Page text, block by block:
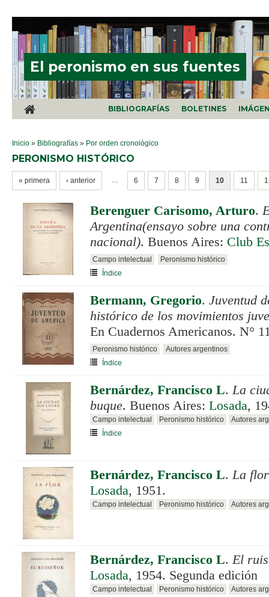
El peronismo en sus fuentes
BIBLIOGRAFÍAS BOLETINES
SE ENCUENTRA USTED AQUÍ
Inicio » Bibliografías » Por orden cronológico
PERONISMO HISTÓRICO
PÁGINAS
« primera ‹ anterior … 6 7 8 9 10 11
Berenguer Carisomo, Arturo.
Argentina(ensayo sobre una
nacional). Buenos Aires: Club
Campo intelectual
Peronismo histórico
Índice
Bermann, Gregorio. Juventud
histórico de los movimientos
En Cuadernos Americanos. N°
Peronismo histórico
Autores argentinos
Índice
Bernárdez, Francisco L. La
buque. Buenos Aires: Losada,
Campo intelectual Peronismo histórico
Autores
Índice
Bernárdez, Francisco L. La flor
Losada, 1951.
Campo intelectual Peronismo histórico Autores
Bernárdez, Francisco L. El
Losada, 1954. Segunda edición
Campo intelectual Peronismo histórico
Autores